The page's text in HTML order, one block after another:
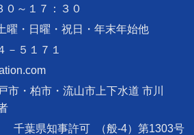
～１７：３０
・日曜・祝日・年末年始他
－５１７１
市・柏市・流山市上下水道 市川
千葉県知事許可
（般-4）第1303号